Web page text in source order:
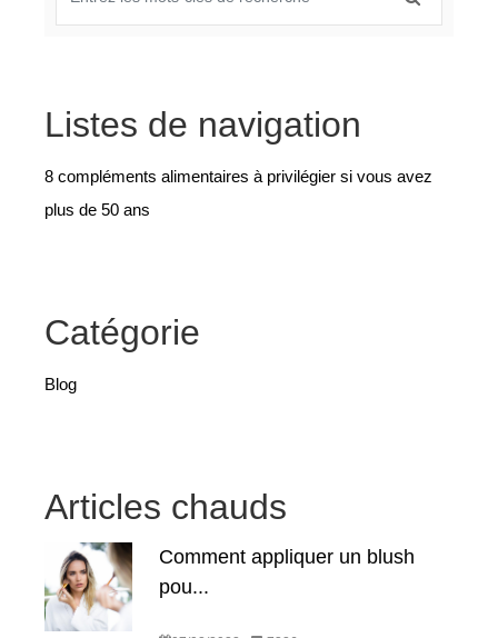
Listes de navigation
8 compléments alimentaires à privilégier si vous avez
plus de 50 ans
Catégorie
Blog
Articles chauds
Comment appliquer un blush
pou...